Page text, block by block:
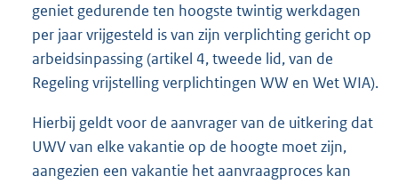
geniet gedurende ten hoogste twintig werkdagen
per jaar vrijgesteld is van zijn verplichting gericht op
arbeidsinpassing (artikel 4, tweede lid, van de
Regeling vrijstelling verplichtingen WW en Wet WIA).
Hierbij geldt voor de aanvrager van de uitkering dat
UWV van elke vakantie op de hoogte moet zijn,
aangezien een vakantie het aanvraagproces kan